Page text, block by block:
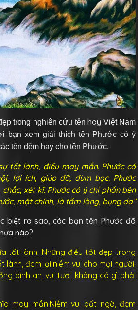
trong nghiên cứu tên hay Việt Nam
bạn xem giải thích tên Phước có ý
tên đệm hay cho tên Phước.
tốt lành, điều may mắn. Phước có
lợi ích, giúp đỡ, đùm bọc. Phước
xét kĩ. Phước có ý chỉ phần bên
mặt chính, là tấm lòng, bụng dạ”
biệt ra sao, các bạn tên Phước đã
nào?
tốt lành. Những điều tốt đẹp trong
lành, đem lại niềm vui cho mọi người.
bình an, vui tươi, không có gì phải
may mắn.Niềm vui bất ngờ, đem